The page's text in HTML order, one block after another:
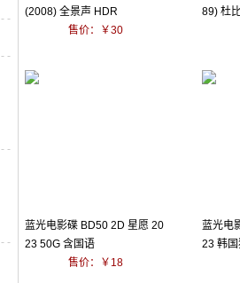
(2008) 全景声 HDR
售价：￥30
89) 杜
蓝光电影碟 BD50 2D 星愿 20
23 50G 含国语
售价：￥18
蓝光电
23 韩